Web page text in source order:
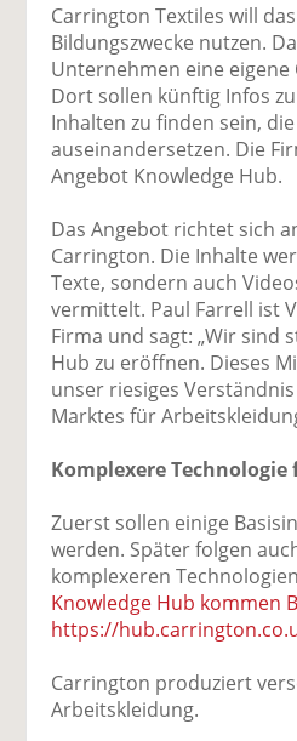
Carrington Textiles will
Bildungszwecke nutzen.
Unternehmen eine
Dort sollen künftig Infos
Inhalten zu finden sein,
auseinandersetzen. Die
Angebot Knowledge Hub.
Das Angebot richtet sich
Carrington. Die Inhalte
Texte, sondern auch
vermittelt. Paul Farrell ist
Firma und sagt: „Wir sind
Hub zu eröffnen. Dieses
unser riesiges
Marktes für
Komplexere
Zuerst sollen einige
werden. Später folgen
komplexeren
Knowledge Hub kommen
https://
Carrington produziert
Arbeitskleidung.